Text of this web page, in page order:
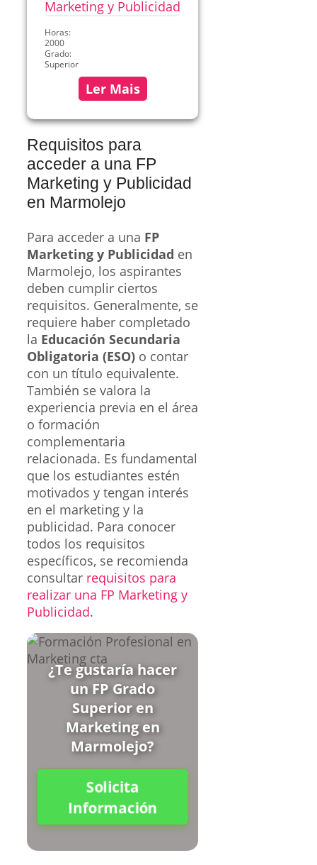
Horas:
2000
Grado:
Superior
Ler Mais
Requisitos para
acceder a una FP
Marketing y Publicidad
en Marmolejo
Para acceder a una FP
Marketing y Publicidad en
Marmolejo, los aspirantes
deben cumplir ciertos
requisitos. Generalmente, se
requiere haber completado
la Educación Secundaria
Obligatoria (ESO) o contar
con un título equivalente.
También se valora la
experiencia previa en el área
o formación
complementaria
relacionada. Es fundamental
que los estudiantes estén
motivados y tengan interés
en el marketing y la
publicidad. Para conocer
todos los requisitos
específicos, se recomienda
consultar requisitos para
realizar una FP Marketing y
Publicidad.
¿Te gustaría hacer
un FP Grado
Superior en
Marketing en
Marmolejo?
Solicita
Información